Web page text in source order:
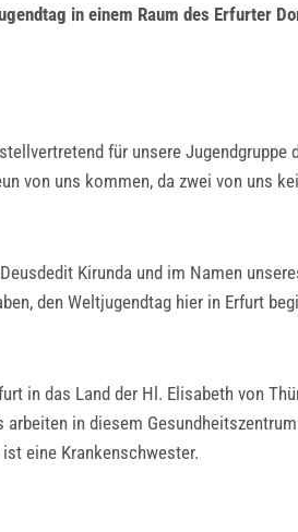
in einem Raum des Erfurter
für unsere Jugendgruppe
von uns kommen, da zwei von uns
Kirunda und im Namen
den Weltjugendtag hier in Erfurt
in das Land der Hl. Elisabeth von
in diesem
eine Krankenschwester.